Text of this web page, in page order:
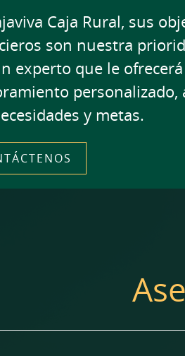
Caja Rural, sus
son nuestra
experto que le ofrecerá
personalizado,
y metas.